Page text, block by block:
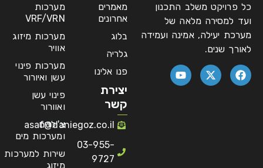
כל פרויקט משלב התכנון
ועד למסירה מלאה של
מערכת יעילה, אמינה ועמידה
לאורך שנים.
מאמרים
אחרונים
בלוג
גלריה
פנו אלינו
יצירת
קשר
asaf@daniegoz.co.il
03-955-
9727
מערכות
VRF/VRN
מערכות מיזוג
אוויר
מערכות פינוי
עשן ואיורור
פינוי עשן
ואוורור
צ'ילרים
ומערכות מים
שירות למערכות
מיזוג